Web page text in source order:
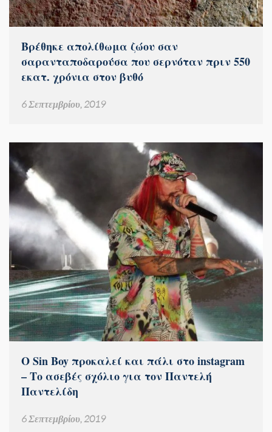
Βρέθηκε απολίθωμα ζώου σαν
σαρανταποδαρούσα που σερνόταν πριν 550
εκατ. χρόνια στον βυθό
6 Σεπτεμβρίου, 2019
O Sin Boy προκαλεί και πάλι στο instagram
– Το ασεβές σχόλιο για τον Παντελή
Παντελίδη
6 Σεπτεμβρίου, 2019